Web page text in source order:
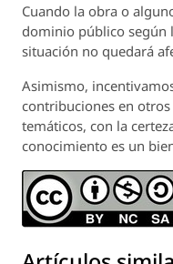
Cuando la obra o
dominio público según
situación no quedará
Asimismo,
contribuciones en
temáticos, con la
conocimiento es un